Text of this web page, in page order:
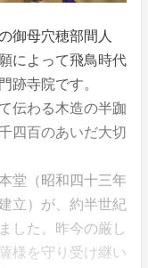
御母穴穂部間人
によって飛鳥時代
跡寺院です。
伝わる木造の半跏
四百のあいだ大切
堂（昭和四十三年
立）が、約半世紀
した。昨今の厳し
様を守り受け継い